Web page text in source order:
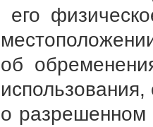
его
об
о разрешенном